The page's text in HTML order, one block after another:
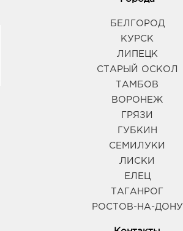
БЕЛГОРОД
КУРСК
ЛИПЕЦК
СТАРЫЙ ОСКОЛ
ТАМБОВ
ВОРОНЕЖ
ГРЯЗИ
ГУБКИН
СЕМИЛУКИ
ЛИСКИ
ЕЛЕЦ
ТАГАНРОГ
РОСТОВ-НА-ДОНУ